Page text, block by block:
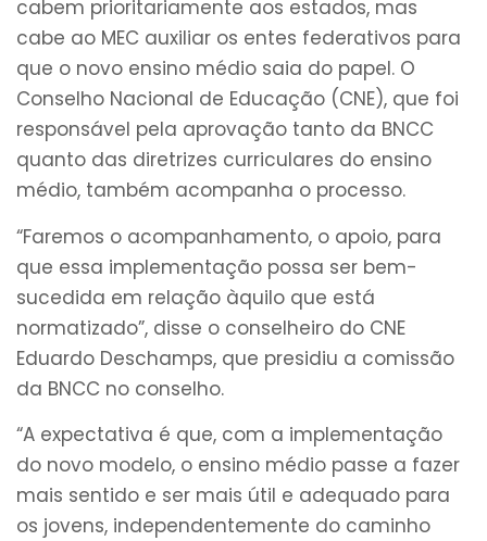
cabem prioritariamente aos estados, mas
cabe ao MEC auxiliar os entes federativos para
que o novo ensino médio saia do papel. O
Conselho Nacional de Educação (CNE), que foi
responsável pela aprovação tanto da BNCC
quanto das diretrizes curriculares do ensino
médio, também acompanha o processo.
“Faremos o acompanhamento, o apoio, para
que essa implementação possa ser bem-
sucedida em relação àquilo que está
normatizado”, disse o conselheiro do CNE
Eduardo Deschamps, que presidiu a comissão
da BNCC no conselho.
“A expectativa é que, com a implementação
do novo modelo, o ensino médio passe a fazer
mais sentido e ser mais útil e adequado para
os jovens, independentemente do caminho